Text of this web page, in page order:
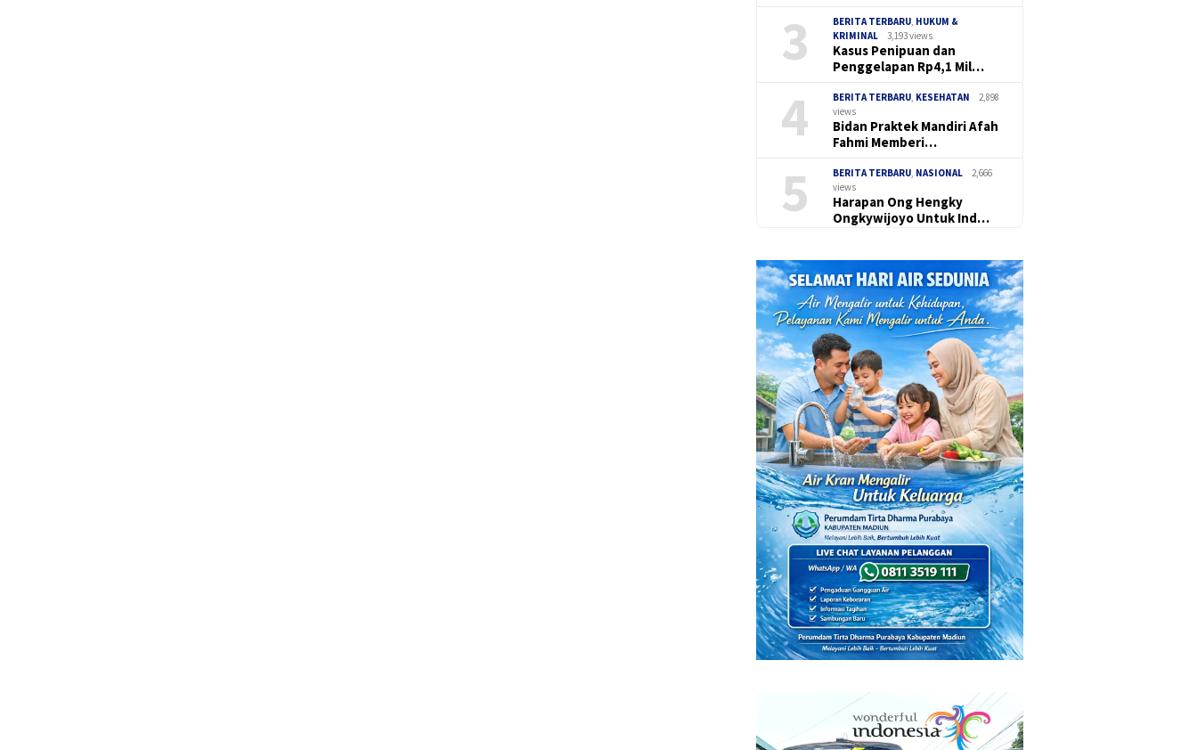
3 BERITA TERBARU HUKUM &
KRIMINAL
3,193 views
Kasus Penipuan dan
Penggelapan Rp4,1 Mil…
4 BERITA TERBARU KESEHATAN
2,898
views
Bidan Praktek Mandiri Afah
Fahmi Memberi…
5 BERITA TERBARU NASIONAL
2,666
views
Harapan Ong Hengky
Ongkywijoyo Untuk Ind…